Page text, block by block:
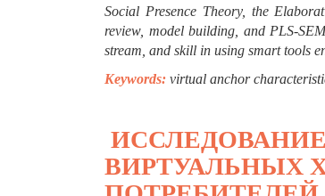
Social Presence Theory, the
review, model building, and PLS-
stream, and skill in using smart tools
Keywords: virtual anchor
ВИРТУАЛЬНЫХ